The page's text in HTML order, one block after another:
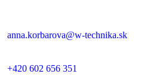
anna.korbarova@w-technika.sk
+420 602 656 351